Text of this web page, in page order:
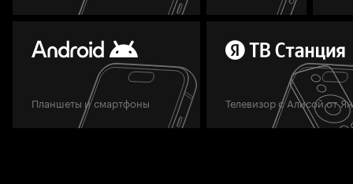
Планшеты и смартфоны Телевизор с Алисой от